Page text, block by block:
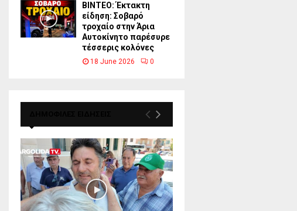
ΒΙΝΤΕΟ: Έκτακτη
είδηση: Σοβαρό
τροχαίο στην Άρια
Αυτοκίνητο παρέσυρε
τέσσερις κολόνες
18 June 2026 0